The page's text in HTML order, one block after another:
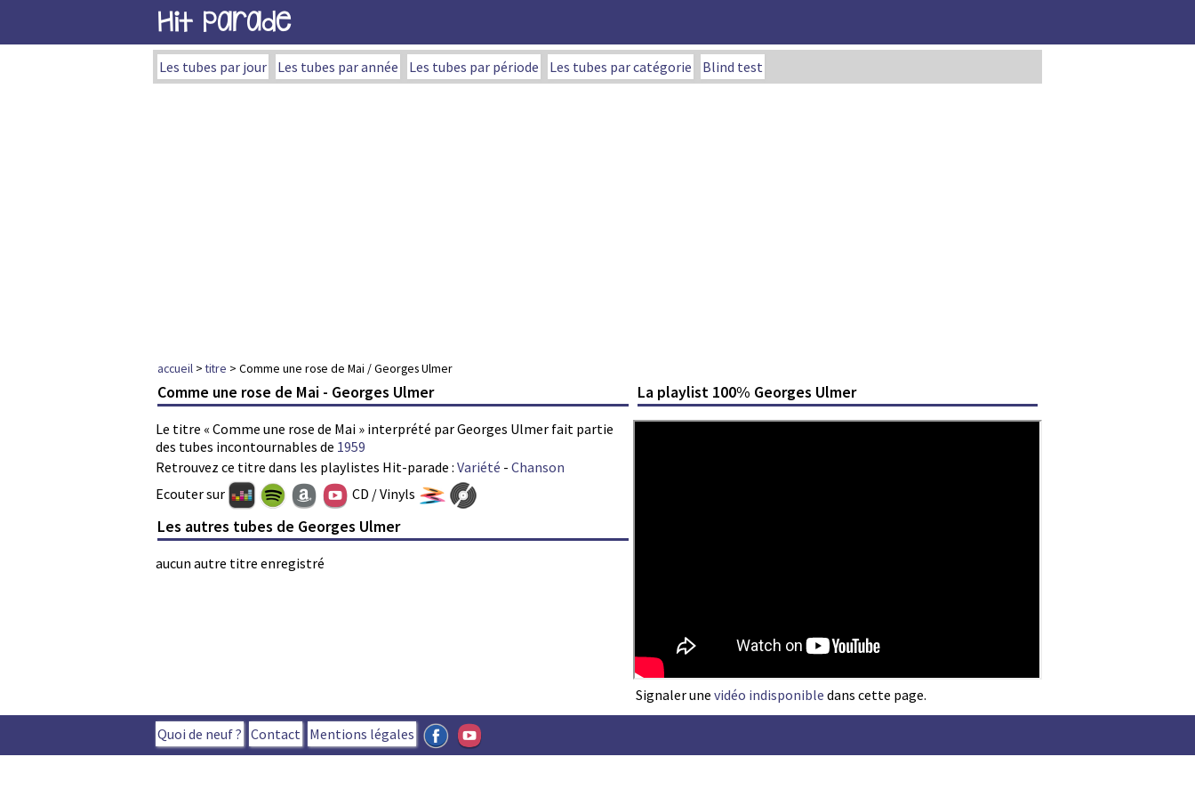
Hit Parade
Les tubes par jour Les tubes par année Les tubes par période Les tubes par catégorie Blind test
accueil >titre > Comme une rose de Mai / Georges Ulmer
Comme une rose de Mai - Georges Ulmer
Le titre « Comme une rose de Mai » interprété par Georges Ulmer fait partie
des tubes incontournables de 1959
Retrouvez ce titre dans les playlistes Hit-parade : Variété - Chanson
La playlist 100% Georges Ulmer
Signaler une vidéo indisponible dans cette page.
Ecouter sur CD / Vinyls
Les autres tubes de Georges Ulmer
aucun autre titre enregistré
Quoi de neuf ? Contact Mentions légales